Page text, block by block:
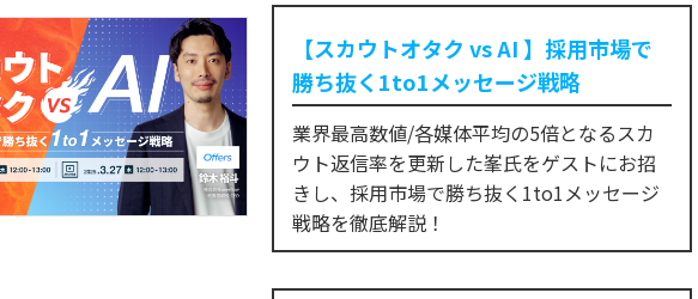
【スカウトオタク vs AI 】採用市場で
勝ち抜く1to1メッセージ戦略
業界最高数値/各媒体平均の5倍となるスカ
ウト返信率を更新した峯氏をゲストにお招
きし、採用市場で勝ち抜く1to1メッセージ
戦略を徹底解説！